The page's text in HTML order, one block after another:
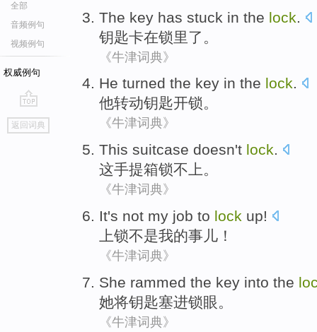
全部
音频例句
视频例句
权威例句
go
top
返回词典
The key has stuck in the lock
钥匙卡在锁里了。
《牛津词典》
He turned the key in the lock.
他转动钥匙开锁。
《牛津词典》
This suitcase doesn't lock.
这手提箱锁不 上。
《牛津词典》
It's not my job to lock up!
上锁不是我的事儿 ！
《牛津词典》
She rammed the key into the
她将钥匙塞进锁眼。
《牛津词典》